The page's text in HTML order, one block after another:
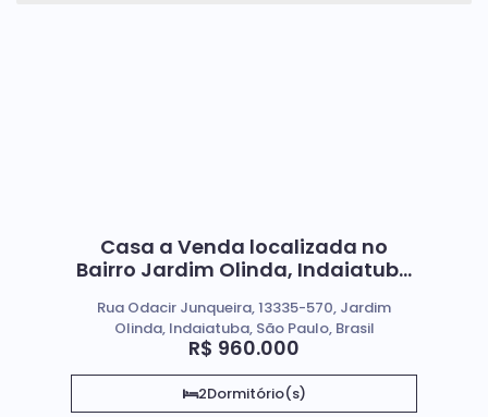
Casa a Venda localizada no
Bairro Jardim Olinda, Indaiatuba
R$ 960.000
Rua Odacir Junqueira, 13335-570, Jardim
Olinda, Indaiatuba, São Paulo, Brasil
2Dormitório(s)